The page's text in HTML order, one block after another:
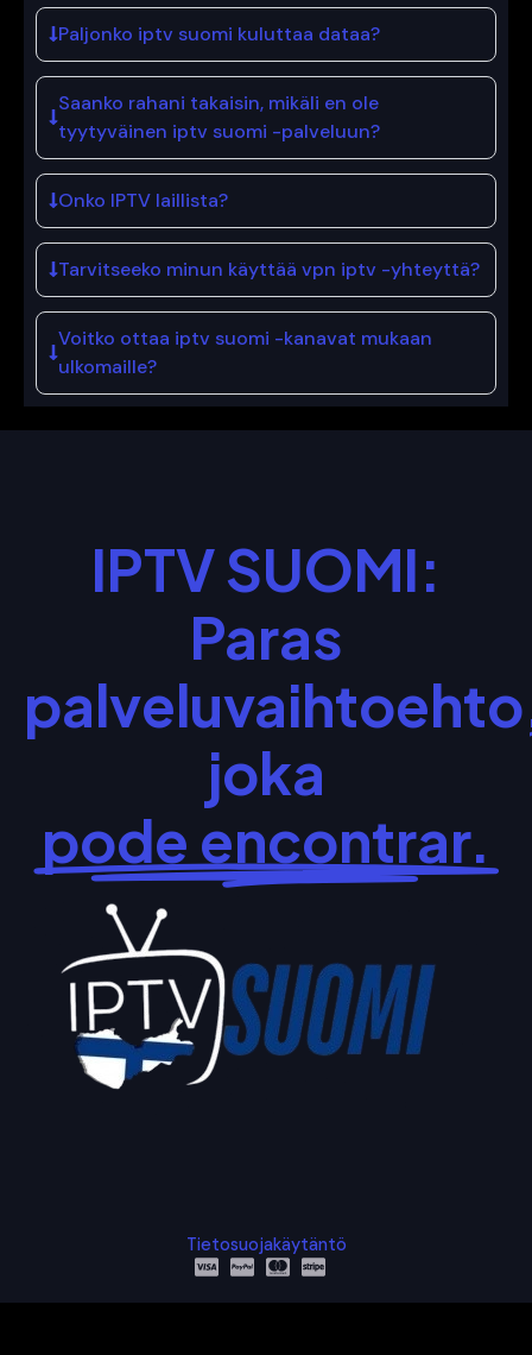
Paljonko iptv suomi kuluttaa dataa?
Saanko rahani takaisin, mikäli en ole
tyytyväinen iptv suomi -palveluun?
Onko IPTV laillista?
Tarvitseeko minun käyttää vpn iptv -yhteyttä?
Voitko ottaa iptv suomi -kanavat mukaan
ulkomaille?
IPTV SUOMI:
Paras
joka
pode encontrar.
Tietosuojakäytäntö